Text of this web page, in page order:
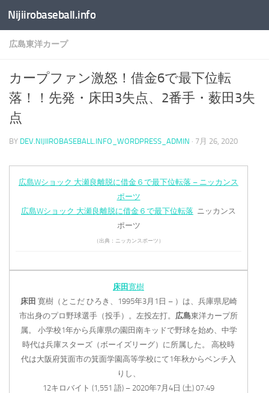
コンテンツへスキップ
Nijiirobaseball.info
広島東洋カープ
カープファン激怒！借金6で最下位転
落！！先発・床田3失点、2番手・薮田3失
点
BY DEV.NIJIIROBASEBALL.INFO_WORDPRESS_ADMIN · 7月 26, 2020
広島Wショック 大瀬良離脱に借金６で最下位転落 – ニッカンス
ポーツ
広島Wショック 大瀬良離脱に借金６で最下位転落 ニッカンス
ポーツ
（出典：ニッカンスポーツ）
床田寛樹
床田 寛樹（とこだ ひろき、1995年3月1日 – ）は、兵庫県尼崎
市出身のプロ野球選手（投手）。左投左打。 広島東洋カープ所
属。 小学校1年から兵庫県の園田南キッドで野球を始め、中学
時代は兵庫スターズ（ボーイズリーグ）に所属した。 高校時
代は大阪府箕面市の箕面学園高等学校にて1年秋からベンチ入
りし、
12キロバイト (1,551 語) – 2020年7月4日 (土) 07:49